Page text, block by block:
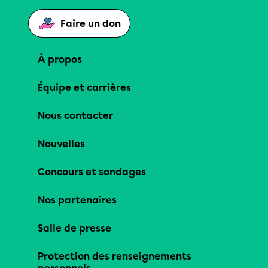
Faire un don
À propos
Équipe et carrières
Nous contacter
Nouvelles
Concours et sondages
Nos partenaires
Salle de presse
Protection des renseignements